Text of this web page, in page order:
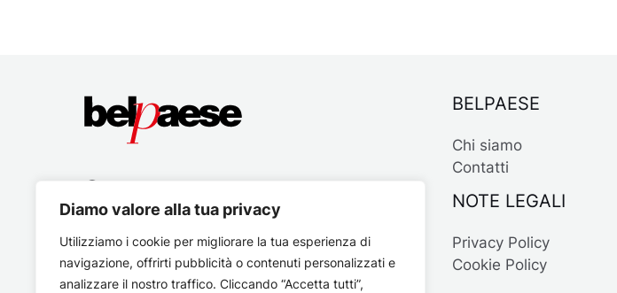
Diamo valore alla tua privacy
Utilizziamo i cookie per migliorare la tua esperienza di
navigazione, offrirti pubblicità o contenuti personalizzati e
analizzare il nostro traffico. Cliccando “Accetta tutti”,
BELPAESE
Chi siamo
Contatti
NOTE LEGALI
Privacy Policy
Cookie Policy